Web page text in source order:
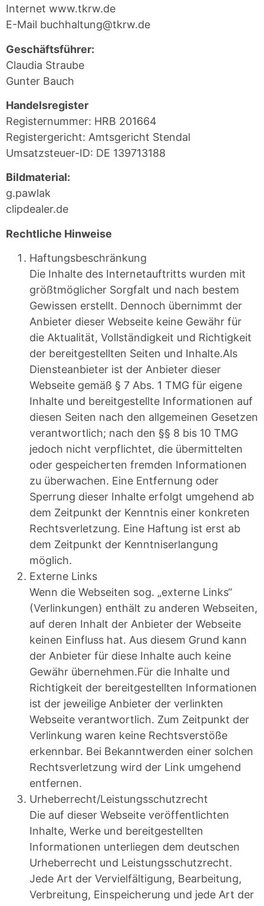
Internet www.tkrw.de
E-Mail buchhaltung@tkrw.de
Geschäftsführer:
Claudia Straube
Gunter Bauch
Handelsregister
Registernummer: HRB 201664
Registergericht: Amtsgericht Stendal
Umsatzsteuer-ID: DE 139713188
Bildmaterial:
g.pawlak
clipdealer.de
Rechtliche Hinweise
Haftungsbeschränkung
Die Inhalte des Internetauftritts wurden mit
größtmöglicher Sorgfalt und nach bestem
Gewissen erstellt. Dennoch übernimmt der
Anbieter dieser Webseite keine Gewähr für
die Aktualität, Vollständigkeit und Richtigkeit
der bereitgestellten Seiten und Inhalte.Als
Diensteanbieter ist der Anbieter dieser
Webseite gemäß § 7 Abs. 1 TMG für eigene
Inhalte und bereitgestellte Informationen auf
diesen Seiten nach den allgemeinen Gesetzen
verantwortlich; nach den §§ 8 bis 10 TMG
jedoch nicht verpflichtet, die übermittelten
oder gespeicherten fremden Informationen
zu überwachen. Eine Entfernung oder
Sperrung dieser Inhalte erfolgt umgehend ab
dem Zeitpunkt der Kenntnis einer konkreten
Rechtsverletzung. Eine Haftung ist erst ab
dem Zeitpunkt der Kenntniserlangung
möglich.
Externe Links
Wenn die Webseiten sog. „externe Links“
(Verlinkungen) enthält zu anderen Webseiten,
auf deren Inhalt der Anbieter der Webseite
keinen Einfluss hat. Aus diesem Grund kann
der Anbieter für diese Inhalte auch keine
Gewähr übernehmen.Für die Inhalte und
Richtigkeit der bereitgestellten Informationen
ist der jeweilige Anbieter der verlinkten
Webseite verantwortlich. Zum Zeitpunkt der
Verlinkung waren keine Rechtsverstöße
erkennbar. Bei Bekanntwerden einer solchen
Rechtsverletzung wird der Link umgehend
entfernen.
Urheberrecht/Leistungsschutzrecht
Die auf dieser Webseite veröffentlichten
Inhalte, Werke und bereitgestellten
Informationen unterliegen dem deutschen
Urheberrecht und Leistungsschutzrecht.
Jede Art der Vervielfältigung, Bearbeitung,
Verbreitung, Einspeicherung und jede Art der